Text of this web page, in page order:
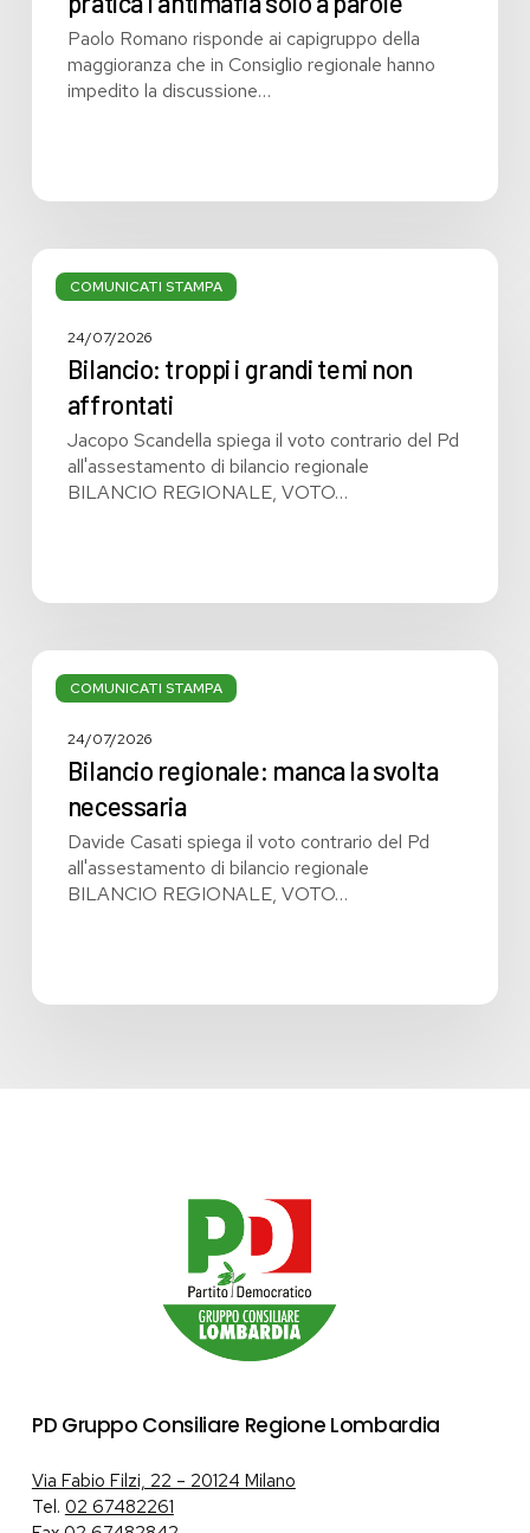
Paolo Romano risponde ai capigruppo della
maggioranza che in Consiglio regionale hanno
impedito la discussione…
COMUNICATI STAMPA
Bilancio:
troppi
grandi
affrontati
24/07/2026
Bilancio: troppi i grandi temi non
affrontati
Jacopo Scandella spiega il voto contrario del Pd
all'assestamento di bilancio regionale
BILANCIO REGIONALE, VOTO…
COMUNICATI STAMPA
Bilancio
regionale:
svolta
24/07/2026
Bilancio regionale: manca la svolta
necessaria
Davide Casati spiega il voto contrario del Pd
all'assestamento di bilancio regionale
BILANCIO REGIONALE, VOTO…
PD Gruppo Consiliare Regione Lombardia
Via Fabio Filzi, 22 – 20124 Milano
Tel. 02 67482261